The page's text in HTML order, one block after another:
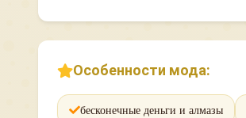
Особенности мода:
бесконечные деньги и алмазы